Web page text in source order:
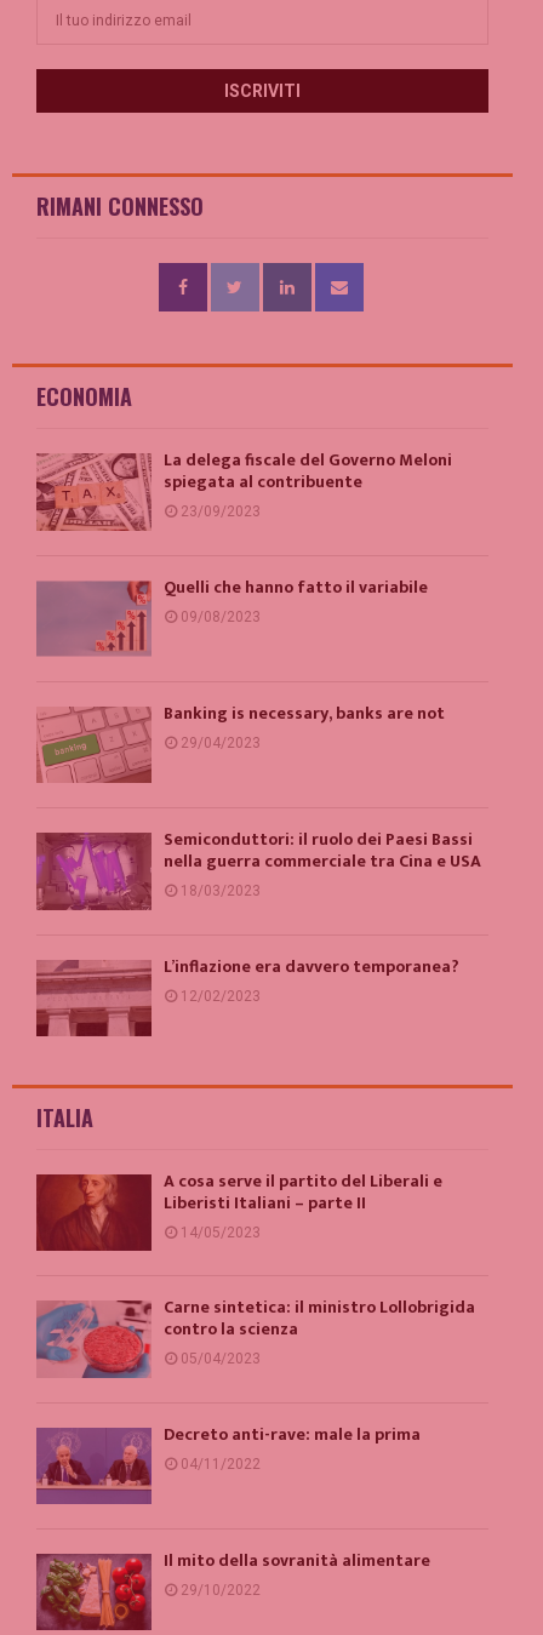
RIMANI CONNESSO
ECONOMIA
La delega fiscale del Governo Meloni
spiegata al contribuente
23/09/2023
Quelli che hanno fatto il variabile
09/08/2023
Banking is necessary, banks are not
29/04/2023
Semiconduttori: il ruolo dei Paesi Bassi
nella guerra commerciale tra Cina e USA
18/03/2023
L’inflazione era davvero temporanea?
12/02/2023
ITALIA
A cosa serve il partito del Liberali e
Liberisti Italiani – parte II
14/05/2023
Carne sintetica: il ministro Lollobrigida
contro la scienza
05/04/2023
Decreto anti-rave: male la prima
04/11/2022
Il mito della sovranità alimentare
29/10/2022